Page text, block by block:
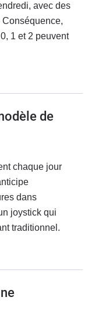
avec des
Conséquence,
1 et 2 peuvent
de
chaque jour
dans
joystick qui
traditionnel.